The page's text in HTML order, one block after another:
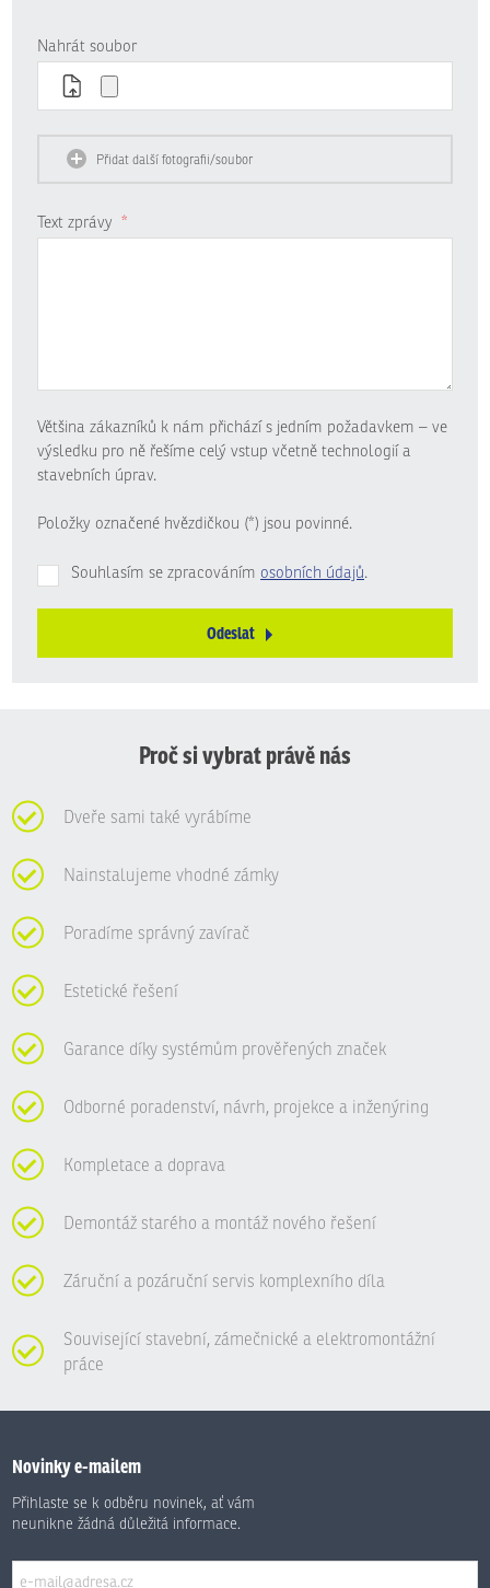
Nahrát soubor
Přidat další fotografii/soubor
Text zprávy *
Většina zákazníků k nám přichází s jedním požadavkem – ve
výsledku pro ně řešíme celý vstup včetně technologií a
stavebních úprav.
Položky označené hvězdičkou (*) jsou povinné.
Souhlasím se zpracováním osobních údajů.
Odeslat
Proč si vybrat právě nás
Dveře sami také vyrábíme
Nainstalujeme vhodné zámky
Poradíme správný zavírač
Estetické řešení
Garance díky systémům prověřených značek
Odborné poradenství, návrh, projekce a inženýring
Kompletace a doprava
Demontáž starého a montáž nového řešení
Záruční a pozáruční servis komplexního díla
Související stavební, zámečnické a elektromontážní
práce
Novinky e-mailem
Přihlaste se k odběru novinek, ať vám
neunikne žádná důležitá informace.